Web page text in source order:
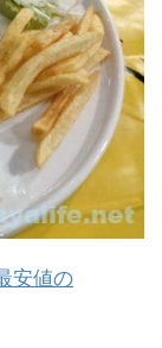
安値の